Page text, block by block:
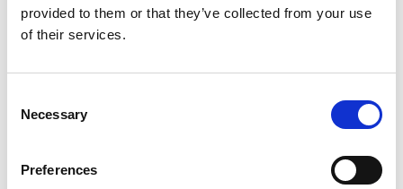
provided to them or that they’ve collected from your use
of their services.
Selection
Necessary
Preferences
Repubblica Ceca